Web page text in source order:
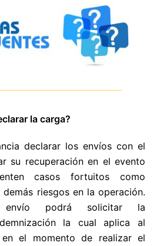
la carga?
declarar los envíos con el
su recuperación en el evento
casos fortuitos como
riesgos en la operación.
podrá solicitar la
la cual aplica al
el momento de realizar el